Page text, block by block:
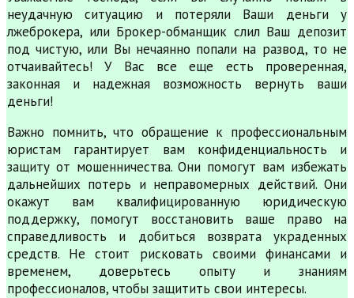
неудачную ситуацию и потеряли Ваши деньги у
лжеброкера, или Брокер-обманщик слил Ваш депозит
под чистую, или Вы нечаянно попали на развод, то не
отчаивайтесь! У Вас все еще есть проверенная,
законная и надежная возможность вернуть ваши
деньги!
Важно помнить, что обращение к профессиональным
юристам гарантирует вам конфиденциальность и
защиту от мошенничества. Они помогут вам избежать
дальнейших потерь и неправомерных действий. Они
окажут вам квалифицированную юридическую
поддержку, помогут восстановить ваше право на
справедливость и добиться возврата украденных
средств. Не стоит рисковать своими финансами и
временем, доверьтесь опыту и знаниям
профессионалов, чтобы защитить свои интересы.